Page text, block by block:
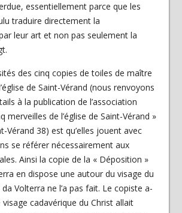
essentiellement parce que les
traduire directement la
leur art et non pas seulement la
des cinq copies de toiles de maître
de Saint-Vérand (nous renvoyons
à la publication de l’association
merveilles de l’église de Saint-Vérand »
Vérand 38) est qu’elles jouent avec
se référer nécessairement aux
Ainsi la copie de la « Déposition »
en dispose une autour du visage du
Volterra ne l’a pas fait. Le copiste a-
cadavérique du Christ allait